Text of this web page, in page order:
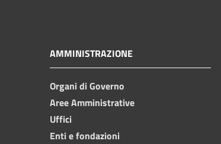
AMMINISTRAZIONE
Organi di Governo
Aree Amministrative
Uffici
Enti e fondazioni